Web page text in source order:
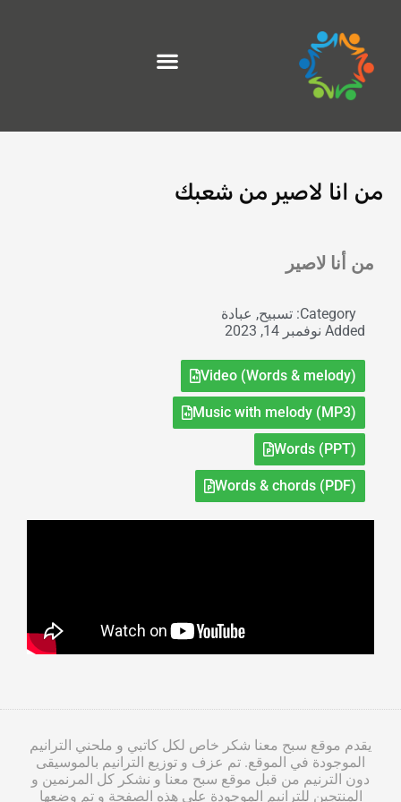
المحتوى
من انا لاصير من شعبك
من أنا لاصير
Category: تسبيح, عبادة
Added نوفمبر 14, 2023
Video (Words & melody)
Music with melody (MP3)
Words (PPT)
Words & chords (PDF)
يقدم موقع سبح معنا شكر خاص لكل كاتبي و ملحني الترانيم
الموجودة في الموقع. تم عزف و توزيع الترانيم بالموسيقى
دون الترنيم من قبل موقع سبح معنا و نشكر كل المرنمين و
المنتجين للترانيم الموجودة على هذه الصفحة و تم وضعها